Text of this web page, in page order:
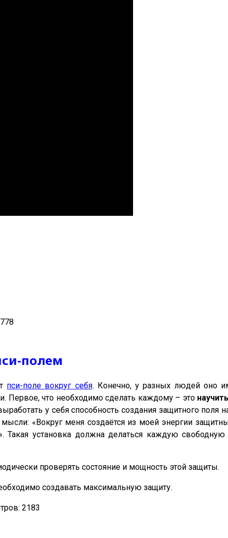
полем
пси-поле вокруг себя. Конечно, у разных людей оно
Первое, что необходимо сделать каждому – это
у себя способность создания защитного поля
мысли: «Вокруг меня создаётся из моей энергии
Такая установка должна делаться каждую
проверять состояние и мощность этой защиты.
создавать максимальную защиту.
2183